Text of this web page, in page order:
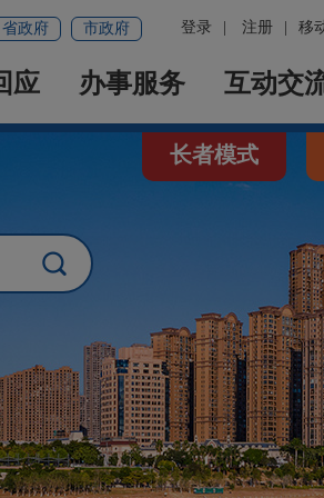
登录 注册 移
省政府 市政府
应 办事服务 互动交
长者模式